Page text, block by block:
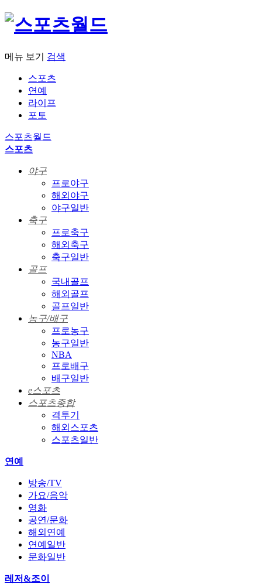
메뉴 보기 검색
스포츠
연예
라이프
포토
스포츠월드
스포츠
야구
프로야구
해외야구
야구일반
축구
프로축구
해외축구
축구일반
골프
국내골프
해외골프
골프일반
농구/배구
프로농구
농구일반
NBA
프로배구
배구일반
e스포츠
스포츠종합
격투기
해외스포츠
스포츠일반
연예
방송/TV
가요/음악
영화
공연/문화
해외연예
연예일반
문화일반
레저&조이